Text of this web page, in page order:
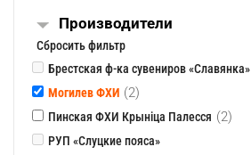
Производители
Сбросить фильтр
Брестская ф-ка сувениров «Славянка»
Могилев ФХИ (2)
Пинская ФХИ Крынiца Палесся (2)
РУП «Слуцкие пояса»